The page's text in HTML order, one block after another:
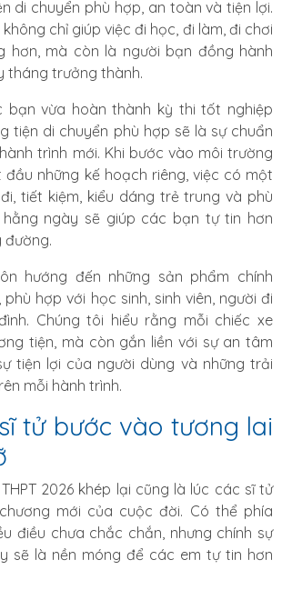
di chuyển phù hợp, an toàn và tiện lợi.
chỉ giúp việc đi học, đi làm, đi chơi
hơn, mà còn là người bạn đồng hành
tháng trưởng thành.
bạn vừa hoàn thành kỳ thi tốt nghiệp
tiện di chuyển phù hợp sẽ là sự chuẩn
trình mới. Khi bước vào môi trường
những kế hoạch riêng, việc có một
tiết kiệm, kiểu dáng trẻ trung và phù
ngày sẽ giúp các bạn tự tin hơn
hướng đến những sản phẩm chính
hợp với học sinh, sinh viên, người đi
Chúng tôi hiểu rằng mỗi chiếc xe
tiện, mà còn gắn liền với sự an tâm
tiện lợi của người dùng và những trải
mỗi hành trình.
tử bước vào tương lai
2026 khép lại cũng là lúc các sĩ tử
mới của cuộc đời. Có thể phía
điều chưa chắc chắn, nhưng chính sự
sẽ là nền móng để các em tự tin hơn